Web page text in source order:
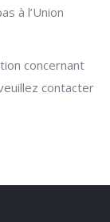
à l’Union
concernant
contacter